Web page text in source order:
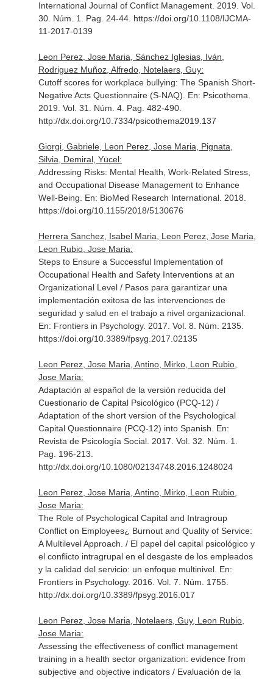
International Journal of Conflict Management. 2019. Vol.
30. Núm. 1. Pag. 24-44. https://doi.org/10.1108/IJCMA-
11-2017-0139
Leon Perez, Jose Maria, Sánchez Iglesias, Iván,
Rodriguez Muñoz, Alfredo, Notelaers, Guy:
Cutoff scores for workplace bullying: The Spanish Short-
Negative Acts Questionnaire (S-NAQ). En: Psicothema
2019. Vol. 31. Núm. 4. Pag. 482-490.
http://dx.doi.org/10.7334/psicothema2019.137
Giorgi, Gabriele, Leon Perez, Jose Maria, Pignata,
Silvia, Demiral, Yücel:
Addressing Risks: Mental Health, Work-Related Stress,
and Occupational Disease Management to Enhance
Well-Being. En: BioMed Research International. 2018.
https://doi.org/10.1155/2018/5130676
Herrera Sanchez, Isabel Maria, Leon Perez, Jose Maria,
Leon Rubio, Jose Maria:
Steps to Ensure a Successful Implementation of
Occupational Health and Safety Interventions at an
Organizational Level / Pasos para garantizar una
implementación exitosa de las intervenciones de
seguridad y salud en el trabajo a nivel organizacional.
En: Frontiers in Psychology. 2017. Vol. 8. Núm. 2135.
https://doi.org/10.3389/fpsyg.2017.02135
Leon Perez, Jose Maria, Antino, Mirko, Leon Rubio,
Jose Maria:
Adaptación al español de la versión reducida del
Cuestionario de Capital Psicológico (PCQ-12) /
Adaptation of the short version of the Psychological
Capital Questionnaire (PCQ-12) into Spanish. En:
Revista de Psicología Social. 2017. Vol. 32. Núm. 1.
Pag. 196-213.
http://dx.doi.org/10.1080/02134748.2016.1248024
Leon Perez, Jose Maria, Antino, Mirko, Leon Rubio,
Jose Maria:
The Role of Psychological Capital and Intragroup
Conflict on Employees¿ Burnout and Quality of Service:
A Multilevel Approach. / El papel del capital psicológico y
el conflicto intragrupal en el desgaste de los empleados
y la calidad del servicio: un enfoque multinivel. En:
Frontiers in Psychology. 2016. Vol. 7. Núm. 1755.
http://dx.doi.org/10.3389/fpsyg.2016.017
Leon Perez, Jose Maria, Notelaers, Guy, Leon Rubio,
Jose Maria:
Assessing the effectiveness of conflict management
training in a health sector organization: evidence from
subjective and objective indicators / Evaluación de la